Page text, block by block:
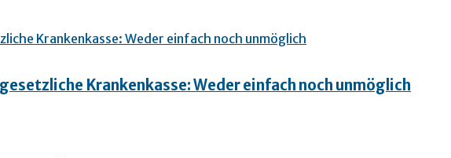
Krankenkasse: Weder einfach noch unmöglich